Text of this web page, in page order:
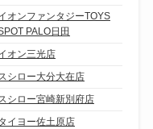
オンファンタジーTOYS
PALO日田
オン三光店
スシロー大分大在店
スシロー宮崎新別府店
イヨー佐土原店